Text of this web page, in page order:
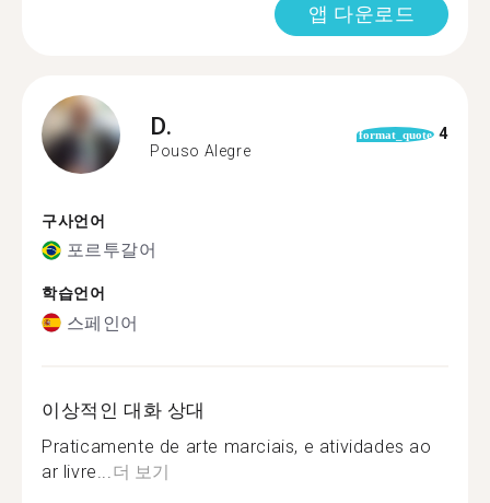
앱 다운로드
D.
Pouso Alegre
format_quote 4
구사언어
포르투갈어
학습언어
스페인어
이상적인 대화 상대
Praticamente de arte marciais, e atividades ao
ar livre... 더 보기